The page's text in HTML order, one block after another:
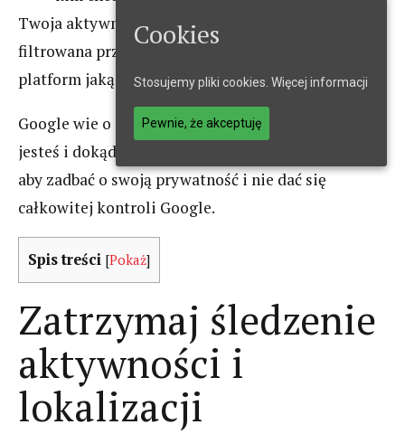
Twoja aktywność i lokalizacja jest skrupulatnie
filtrowana przez jedną z najpopularniejszych
platform jaką jest Google.
Google wie o Tobie więcej niż myślisz, wie gdzie
jesteś i dokąd idziesz. Jednak jest kilka możliwości,
aby zadbać o swoją prywatność i nie dać się
całkowitej kontroli Google.
Spis treści [Pokaż]
Zatrzymaj śledzenie
aktywności i
lokalizacji
Cookies
Stosujemy pliki cookies. Więcej informacji
Pewnie, że akceptuję